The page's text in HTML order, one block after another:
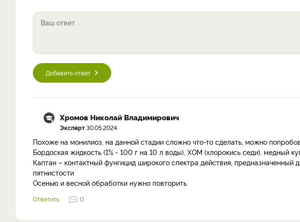
Добавить ответ
Хромов Николай Владимирович
Эксперт30.05.2024
Похоже на монилиоз, на данной стадии сложно что-то сделать, можно
Бордоская жидкость (1% - 100 г на 10 л воды), ХОМ (хлорокись седи), медный
Каптан – контактный фунгицид широкого спектра действия,
пятнистости
Осенью и весной обработки нужно повторить
Ответить 0